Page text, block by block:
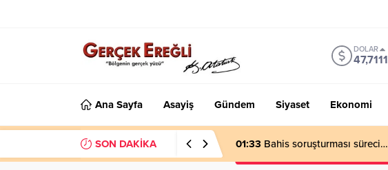
DOLAR
47,7111
Ana Sayfa Asayiş Gündem Siyaset Ekonomi
SON DAKİKA 01:33 Bahis soruşturması süreci…